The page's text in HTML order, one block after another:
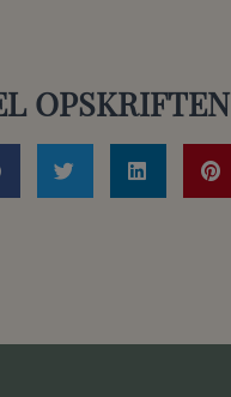
OPSKRIFTEN